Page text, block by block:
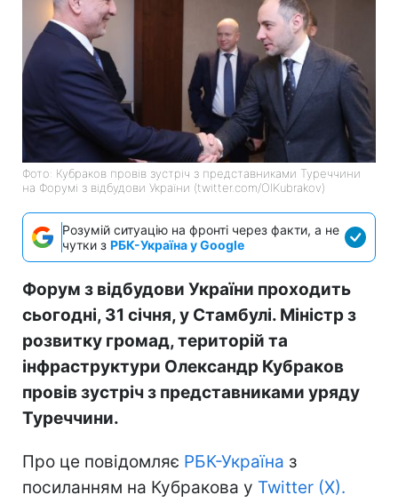
Фото: Кубраков провів зустріч з представниками Туреччини
на Форумі з відбудови України (twitter.com/OlKubrakov)
Розумій ситуацію на фронті через факти, а не
чутки з РБК-Україна у Google
Форум з відбудови України проходить
сьогодні, 31 січня, у Стамбулі. Міністр з
розвитку громад, територій та
інфраструктури Олександр Кубраков
провів зустріч з представниками уряду
Туреччини.
Про це повідомляє РБК-Україна з
посиланням на Кубракова у Twitter (X).